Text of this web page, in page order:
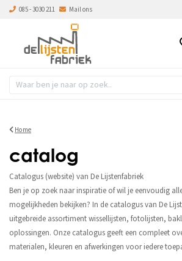
085 - 3030 211 Mail ons
Home
catalog
Catalogus (website) van De Lijstenfabriek
Ben je op zoek naar inspiratie of wil je eenvoudig
mogelijkheden bekijken? In de catalogus van De
uitgebreide assortiment wissellijsten, fotolijsten,
oplossingen. Onze catalogus geeft een compleet
materialen, kleuren en afwerkingen voor iedere